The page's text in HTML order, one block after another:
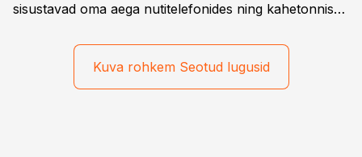
sisustavad oma aega nutitelefonides ning kahetonnises
varustusega. Õige pea on Prantsusmaal, Romagnes
algamas juuniorite motokrossi
maailmameistrivõistlused.
Kuva rohkem Seotud lugusid